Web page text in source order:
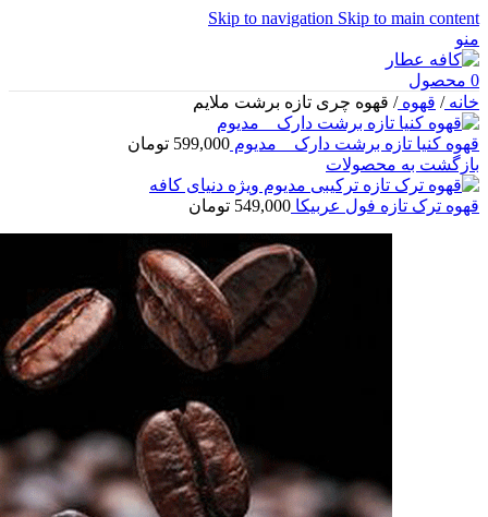
Skip to navigation Skip to main content
منو
0 محصول
خانه/ قهوه/ قهوه چری تازه برشت ملایم
قهوه کنیا تازه برشت دارک _ مدیوم 599,000 تومان
بازگشت به محصولات
قهوه ترک تازه فول عربیکا 549,000 تومان